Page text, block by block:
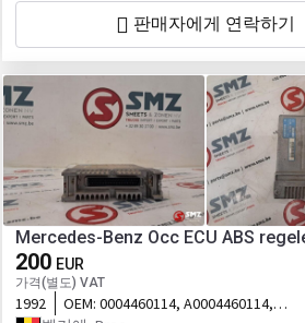
판매자에게 연락하기
Mercedes-Benz Occ ECU ABS
200 EUR
가격(별도) VAT
1992 OEM: 0004460114, A0004460114,